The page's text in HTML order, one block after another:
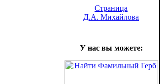
Страница
Д.А. Михайлова
У нас вы можете: